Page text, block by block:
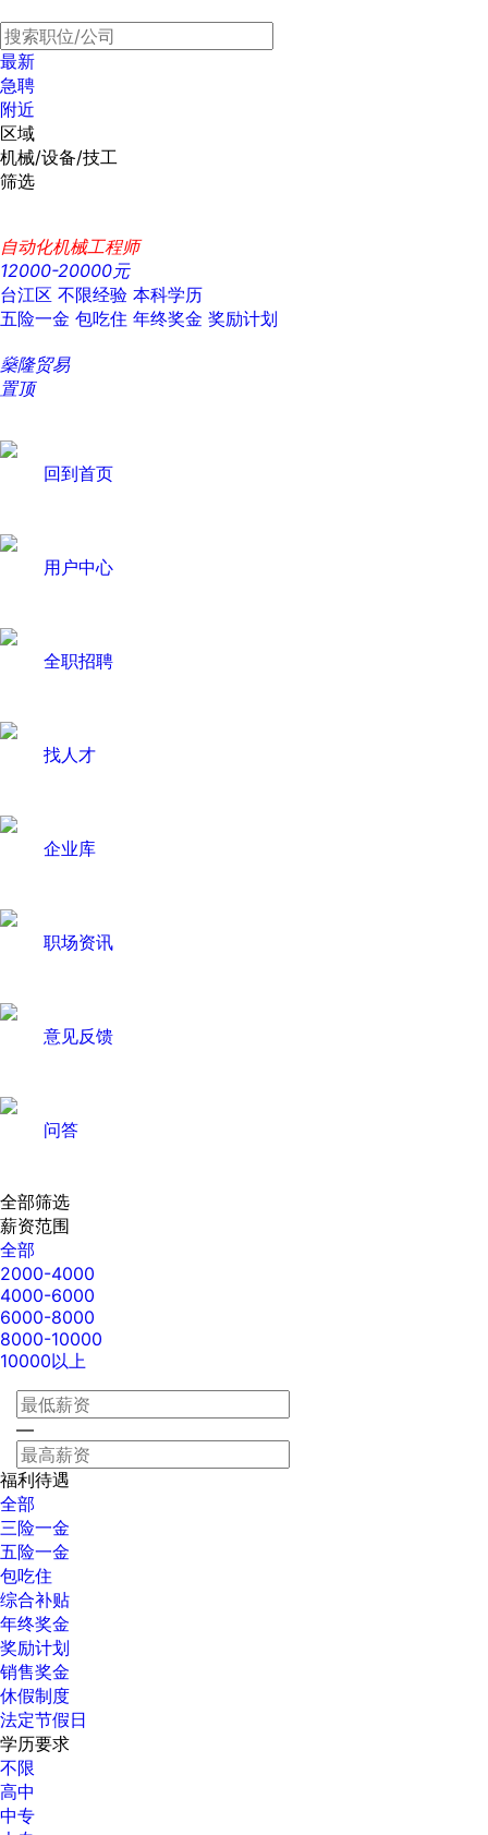
最新
急聘
附近
区域
机械/设备/技工
筛选
自动化机械工程师
12000-20000元
台江区 不限经验 本科学历
五险一金 包吃住 年终奖金 奖励计划
燊隆贸易
置顶
回到首页
用户中心
全职招聘
找人才
企业库
职场资讯
意见反馈
问答
全部筛选
薪资范围
全部
2000-4000
4000-6000
6000-8000
8000-10000
10000以上
—
福利待遇
全部
三险一金
五险一金
包吃住
综合补贴
年终奖金
奖励计划
销售奖金
休假制度
法定节假日
学历要求
不限
高中
中专